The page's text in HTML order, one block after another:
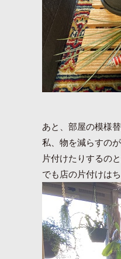
あと、部屋の模様
私、物を減らすの
片付けたりするの
でも店の片付けは